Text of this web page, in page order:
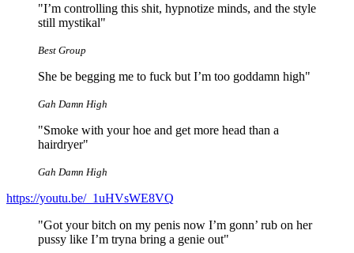
"I’m controlling this shit, hypnotize minds, and the style
still mystikal"
Best Group
She be begging me to fuck but I’m too goddamn high"
Gah Damn High
"Smoke with your hoe and get more head than a
hairdryer"
Gah Damn High
https://youtu.be/_1uHVsWE8VQ
"Got your bitch on my penis now I’m gonn’ rub on her
pussy like I’m tryna bring a genie out"